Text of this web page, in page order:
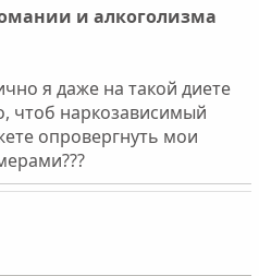
и алкоголизма
я даже на такой диете
чтоб наркозависимый
опровергнуть мои